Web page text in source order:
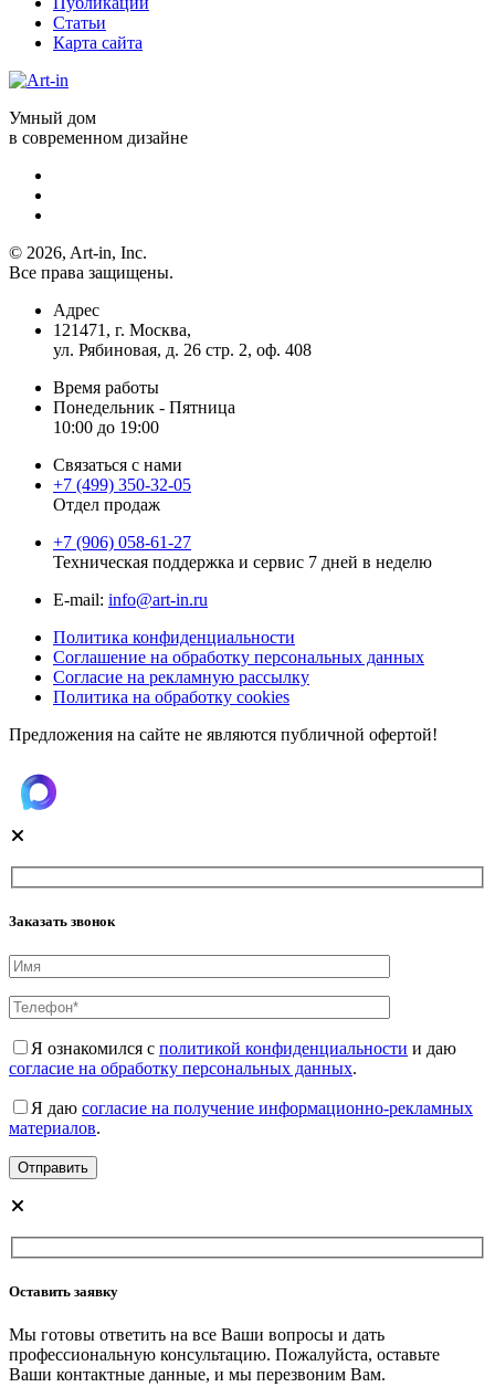
Статьи
Карта сайта
Умный дом
в современном дизайне
© 2026, Art-in, Inc.
Все права защищены.
Адрес
121471, г. Москва,
ул. Рябиновая, д. 26 стр. 2, оф. 408
Время работы
Понедельник - Пятница
10:00 до 19:00
Связаться с нами
+7 (499) 350-32-05
Отдел продаж
+7 (906) 058-61-27
Техническая поддержка и сервис 7 дней в неделю
Е-mail: info@art-in.ru
Политика конфиденциальности
Соглашение на обработку персональных данных
Согласие на рекламную рассылку
Политика на обработку cookies
Предложения на сайте не являются публичной офертой!
Заказать звонок
Я ознакомился с политикой конфиденциальности и даю
согласие на обработку персональных данных.
Я даю согласие на получение информационно-рекламных
материалов.
Оставить заявку
Мы готовы ответить на все Ваши вопросы и дать
профессиональную консультацию. Пожалуйста, оставьте
Ваши контактные данные, и мы перезвоним Вам.